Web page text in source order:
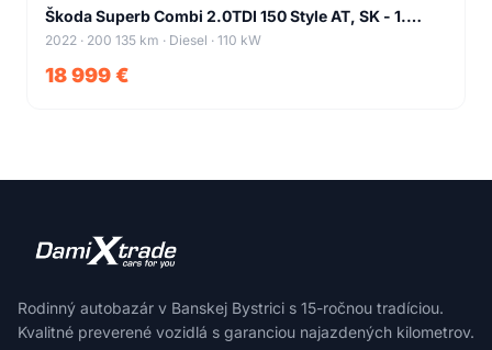
+49
Škoda Superb Combi 2.0TDI 150 Style AT, SK - 1.
Majiteľ
2022 · 200 135 km · Diesel · 110 kW
18 999 €
Rodinný autobazár v Banskej Bystrici s 15-ročnou tradíciou.
Kvalitné preverené vozidlá s garanciou najazdených kilometrov.